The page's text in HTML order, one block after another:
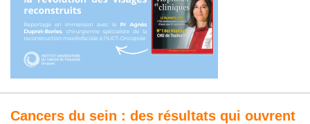
Cancers du sein : des résultats qui ouvrent